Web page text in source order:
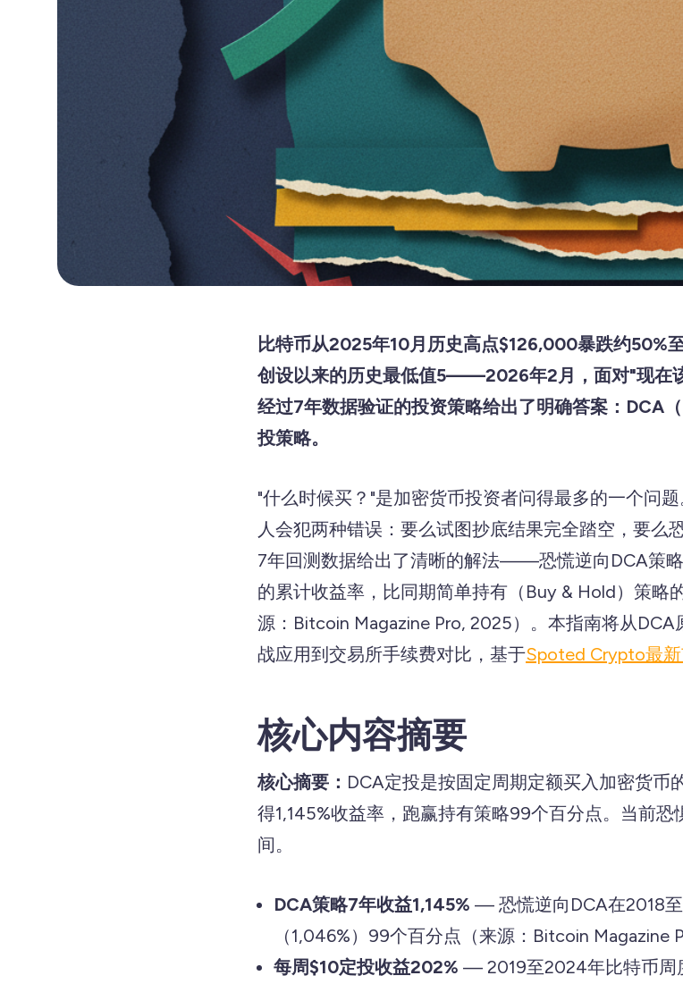
比特币从2025年10月历史高点$126,000暴跌约50%
创设以来的历史最低值5——2026年2月，面对"现在
经过7年数据验证的投资策略给出了明确答案：DCA
投策略。
"什么时候买？"是加密货币投资者问得最多的一个问
人会犯两种错误：要么试图抄底结果完全踏空，要么
7年回测数据给出了清晰的解法——恐慌逆向DCA策
的累计收益率，比同期简单持有（Buy & Hold）策略
源：Bitcoin Magazine Pro, 2025）。本指南将从
战应用到交易所手续费对比，基于Spoted Crypto最
核心内容摘要
核心摘要： DCA定投是按固定周期定额买入加密货币
得1,145%收益率，跑赢持有策略99个百分点。当前恐
间。
DCA策略7年收益1,145% — 恐慌逆向DCA在2018
（1,046%）99个百分点（来源：Bitcoin Magazine
每周$10定投收益202% — 2019至2024年比特币周